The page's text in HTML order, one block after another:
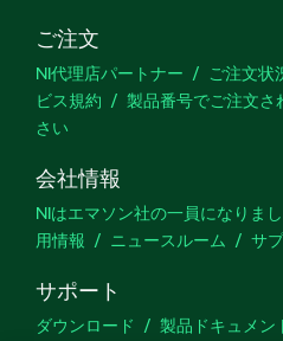
ご注文
NI代理店パートナー ご注文状
ビス規約
製品番号でご注文
さい
会社情報
NIはエマソン社の一員になりま
用情報
ニュースルーム サ
サポート
ダウンロード 製品ドキュメン